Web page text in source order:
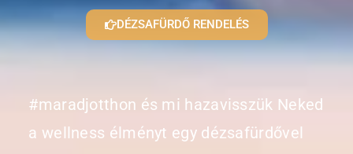
DÉZSAFÜRDŐ RENDELÉS
#maradjotthon és mi hazavisszük Neked
a wellness élményt egy dézsafürdővel